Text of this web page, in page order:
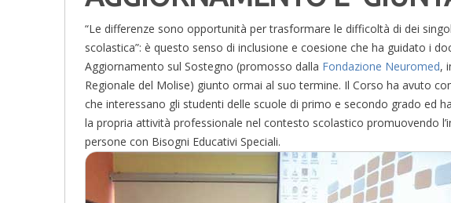
“Le differenze sono opportunità per trasformare le difficoltà di dei
scolastica”: è questo senso di inclusione e coesione che ha guidato i
Aggiornamento sul Sostegno (promosso dalla Fondazione Neuromed,
Regionale del Molise) giunto ormai al suo termine. Il Corso ha avuto
che interessano gli studenti delle scuole di primo e secondo grado ed
la propria attività professionale nel contesto scolastico promuovendo
persone con Bisogni Educativi Speciali.